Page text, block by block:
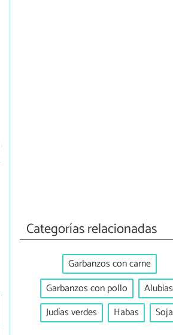
Categorías relacionadas
Garbanzos con carne
Garbanzos con pollo
Alubias
Judías verdes
Habas Soja